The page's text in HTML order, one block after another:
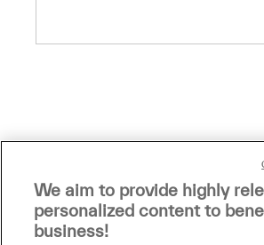
Privacy Statement
We aim to provide highly
personalized content to
business!